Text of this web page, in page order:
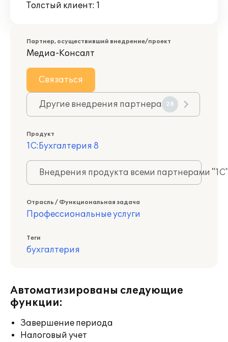
Толстый клиент: 1
Партнер, осуществивший внедрение/проект
Медиа-Консалт
Связаться
Другие внедрения партнера 28
Продукт
1С:Бухгалтерия 8
Внедрения продукта всеми партнерами
Отрасль / Функциональная задача
Профессиональные услуги
Теги
бухгалтерия
Автоматизированы следующие
функции:
Завершение периода
Налоговый учет